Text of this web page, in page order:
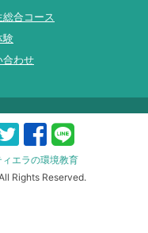
総合コース
験
合わせ
ィエラの環境教育
Rights Reserved.